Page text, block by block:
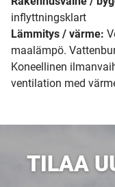
inflyttningsklart
Lämmitys / värme:
maalämpö.
Koneellinen
ventilation med
TILAA